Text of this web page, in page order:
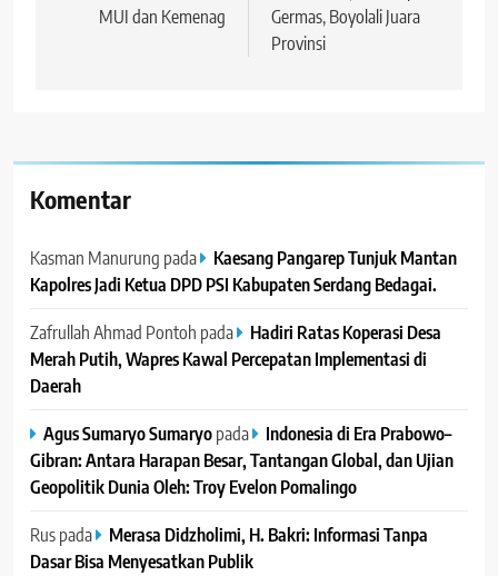
MUI dan Kemenag
Germas, Boyolali Juara
Provinsi
Komentar
Kasman Manurung pada
Kaesang Pangarep Tunjuk Mantan
Kapolres Jadi Ketua DPD PSI Kabupaten Serdang Bedagai. ‎ ‎
Zafrullah Ahmad Pontoh pada
Hadiri Ratas Koperasi Desa
Merah Putih, Wapres Kawal Percepatan Implementasi di
Daerah
Agus Sumaryo Sumaryopada
Indonesia di Era Prabowo–
Gibran: Antara Harapan Besar, Tantangan Global, dan Ujian
Geopolitik Dunia Oleh: Troy Evelon Pomalingo
Ruspada
Merasa Didzholimi, H. Bakri: Informasi Tanpa
Dasar Bisa Menyesatkan Publik